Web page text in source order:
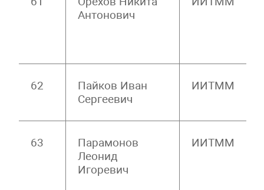
Антонович
62
Пайков Иван
Сергеевич
ИИТММ
63
Парамонов
Леонид
Игоревич
ИИТММ